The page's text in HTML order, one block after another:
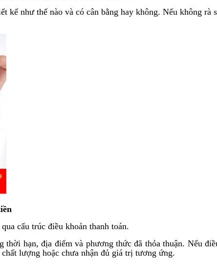
kế như thế nào và có cân bằng hay không. Nếu không
cấu trúc điều khoản thanh toán.
hạn, địa điểm và phương thức đã thỏa thuận. Nếu
lượng hoặc chưa nhận đủ giá trị tương ứng.